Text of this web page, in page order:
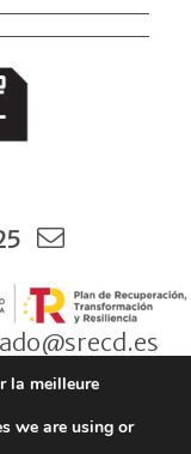
de Cantabria |
la meilleure
we are using or